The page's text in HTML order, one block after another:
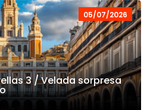
05/07/2026
3 / Velada sorpresa